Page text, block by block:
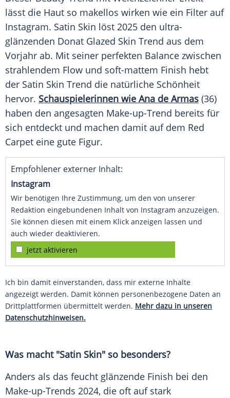
lässt die Haut so makellos wirken wie ein Filter auf
Instagram. Satin Skin löst 2025 den ultra-
glänzenden Donat Glazed Skin Trend aus dem
Vorjahr ab. Mit seiner perfekten Balance zwischen
strahlendem Flow und soft-mattem Finish hebt
der Satin Skin Trend die natürliche Schönheit
hervor. Schauspielerinnen wie Ana de Armas (36)
haben den angesagten Make-up-Trend bereits für
sich entdeckt und machen damit auf dem Red
Carpet eine gute Figur.
Empfohlener externer Inhalt:
Instagram
Wir benötigen Ihre Zustimmung, um den von unserer
Redaktion eingebundenen Inhalt von Instagram anzuzeigen.
Sie können diesen mit einem Klick anzeigen lassen und
auch wieder deaktivieren.
jetzt aktivieren
Ich bin damit einverstanden, dass mir externe Inhalte
angezeigt werden. Damit können personenbezogene Daten an
Drittplattformen übermittelt werden. Mehr dazu in unseren
Datenschutzhinweisen.
Was macht "Satin Skin" so besonders?
Anders als das feucht glänzende Finish bei den
Make-up-Trends 2024, die oft auf stark